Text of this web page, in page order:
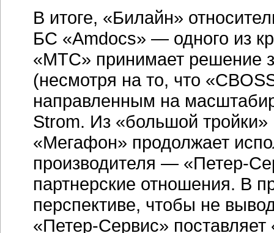
В итоге, «Билайн»
БС «Аmdocs» — одного из
«МТС» принимает решение
(несмотря на то, что
направленным на
Strom. Из «большой
«Мегафон» продолжает
производителя — «Петер-
партнерские отношения. В
перспективе, чтобы не
«Петер-Сервис»